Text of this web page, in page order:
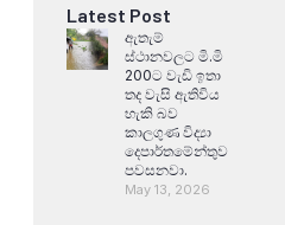
Latest Post
ඇතැම්
ස්ථානවලට මි.මි
200ට වැඩි ඉතා
තද වැසි ඇතිවිය
හැකි බව
කාලගුණ විද්‍යා
දෙපාර්තමේන්තුව
පවසනවා.
May 13, 2026